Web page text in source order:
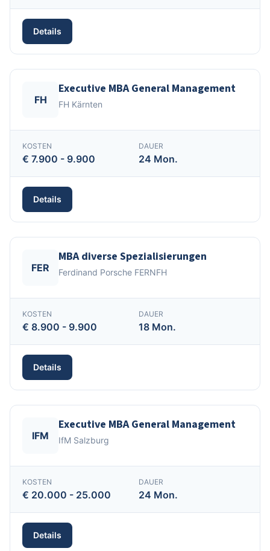
Details
FH
Executive MBA General Management
FH Kärnten
KOSTEN
€ 7.900 - 9.900
DAUER
24 Mon.
Details
FER
MBA diverse Spezialisierungen
Ferdinand Porsche FERNFH
KOSTEN
€ 8.900 - 9.900
DAUER
18 Mon.
Details
IFM
Executive MBA General Management
IfM Salzburg
KOSTEN
€ 20.000 - 25.000
DAUER
24 Mon.
Details